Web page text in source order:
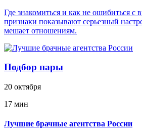
Где знакомиться и как не ошибиться с
признаки показывают серьезный
мешает отношениям.
Подбор пары
20 октября
17 мин
Лучшие брачные агентства России